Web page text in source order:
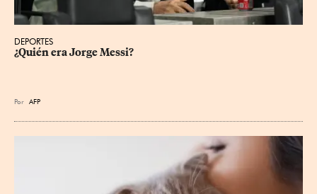
DEPORTES
¿Quién era Jorge Messi?
Por AFP